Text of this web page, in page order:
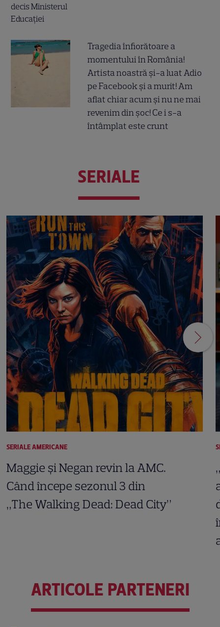
Tragedia înfiorătoare a
momentului în România!
Artista noastră și-a luat Adio
pe Facebook și a murit! Am
aflat chiar acum și nu ne mai
revenim din șoc! Ce i s-a
întâmplat este crunt
SERIALE
SERIALE AMERICANE
Maggie și Negan revin la AMC.
Când începe sezonul 3 din
„The Walking Dead: Dead City”
ARTICOLE PARTENERI